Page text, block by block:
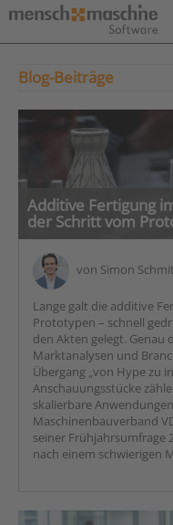
Blog-Beiträge
Additive Fertigung
der Schritt vom
von Simon
Lange galt die additive
Prototypen – schnell
den Akten gelegt. Genau
Marktanalysen und
Übergang „von Hype zu
Anschauungsstücke
skalierbare
Maschinenbauverband
seiner Frühjahrsumfrage
nach einem schwierigen